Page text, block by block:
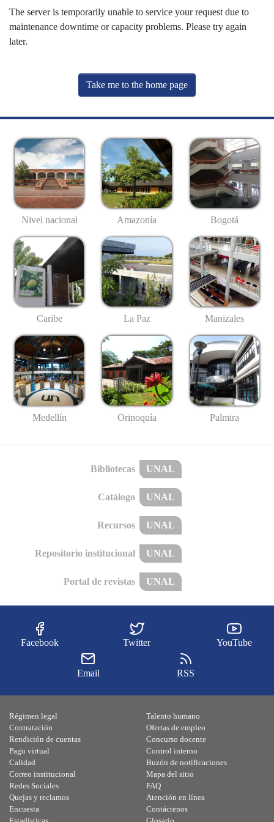
The server is temporarily unable to service your request due to
maintenance downtime or capacity problems. Please try again
later.
Take me to the home page
Nivel nacional Amazonía Bogotá
Caribe La Paz Manizales
Medellín Orinoquía Palmira
Bibliotecas UNAL
Catálogo UNAL
Recursos UNAL
Repositorio institucional UNAL
Portal de revistas UNAL
Facebook Twitter YouTube
Email RSS
Régimen legal
Contratación
Rendición de cuentas
Pago virtual
Calidad
Talento humano
Ofertas de empleo
Concurso docente
Control interno
Buzón de notificaciones
Correo institucional
Redes Sociales
Quejas y reclamos
Encuesta
Mapa del sitio
FAQ
Atención en línea
Contáctenos